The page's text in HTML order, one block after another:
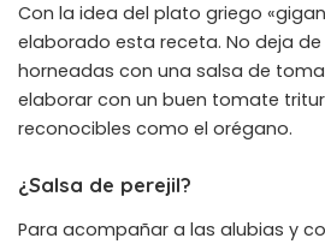
Con la idea del plato griego
elaborado esta receta. No deja de
horneadas con una salsa de
elaborar con un buen tomate
reconocibles como el orégano.
¿Salsa de perejil?
Para acompañar a las alubias y